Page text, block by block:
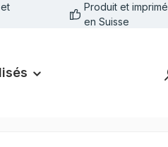
Produit et imprimé
en Suisse